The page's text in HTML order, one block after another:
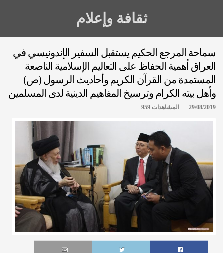
ثقافة وإعلام
سماحة المرجع الحكيم يستقبل السفير الإندونيسي في
العراق أهمية الحفاظ على التعاليم الإسلامية الناصعة
المستمدة من القرآن الكريم وأحاديث الرسول (ص)
وأهل بيته الكرام وترسيخ المفاهيم الدينية لدى المسلمين
29/08/2019 - المشاهدات 959